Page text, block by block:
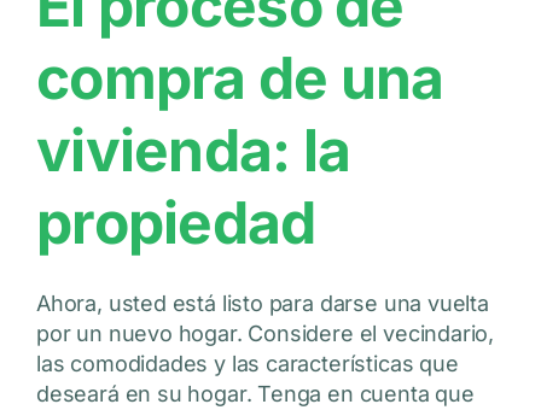
compra de una
vivienda: la
propiedad
Ahora, usted está listo para darse una vuelta
por un nuevo hogar. Considere el vecindario,
las comodidades y las características que
deseará en su hogar. Tenga en cuenta que